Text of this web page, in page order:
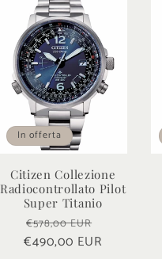
In offerta
Citizen Collezione
Radiocontrollato Pilot
Super Titanio
Prezzo
di
€578,00 EUR
scontato
€490,00 EUR